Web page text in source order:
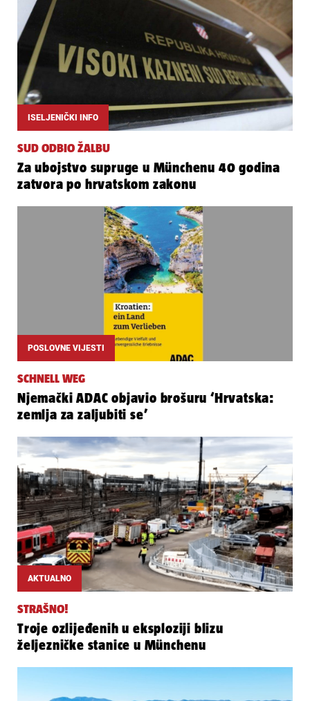
ISELJENIČKI INFO
SUD ODBIO ŽALBU
Za ubojstvo supruge u Münchenu 40 godina
zatvora po hrvatskom zakonu
POSLOVNE VIJESTI
SCHNELL WEG
Njemački ADAC objavio brošuru ‘Hrvatska:
zemlja za zaljubiti se’
AKTUALNO
STRAŠNO!
Troje ozlijeđenih u eksploziji blizu
željezničke stanice u Münchenu